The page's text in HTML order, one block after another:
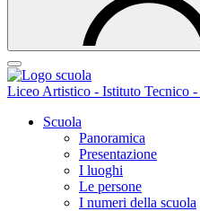
Liceo Artistico - Istituto Tecnico
Scuola
Panoramica
Presentazione
I luoghi
Le persone
I numeri della scuola